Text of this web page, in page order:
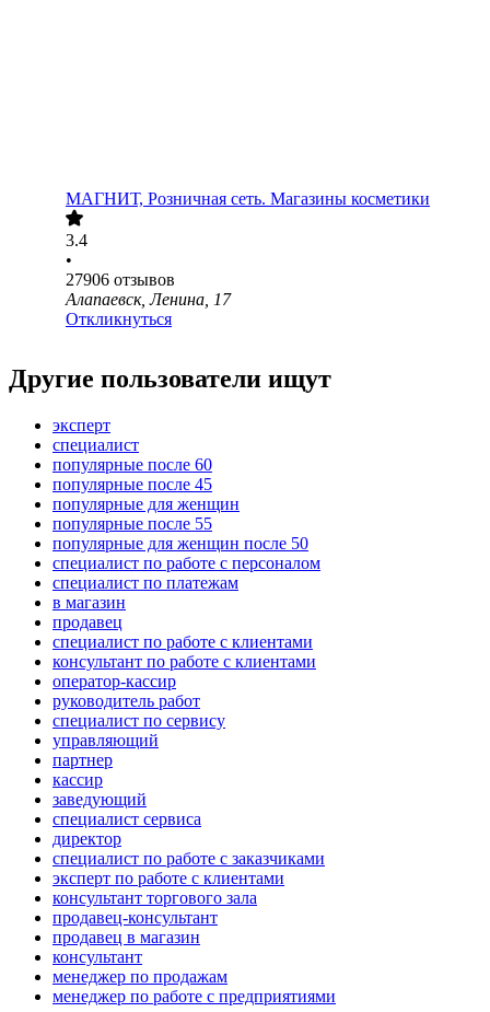
МАГНИТ, Розничная сеть. Магазины косметики
3.4
•
27906 отзывов
Алапаевск, Ленина, 17
Откликнуться
Другие пользователи ищут
эксперт
специалист
популярные после 60
популярные после 45
популярные для женщин
популярные после 55
популярные для женщин после 50
специалист по работе с персоналом
специалист по платежам
в магазин
продавец
специалист по работе с клиентами
консультант по работе с клиентами
оператор-кассир
руководитель работ
специалист по сервису
управляющий
партнер
кассир
заведующий
специалист сервиса
директор
специалист по работе с заказчиками
эксперт по работе с клиентами
консультант торгового зала
продавец-консультант
продавец в магазин
консультант
менеджер по продажам
менеджер по работе с предприятиями